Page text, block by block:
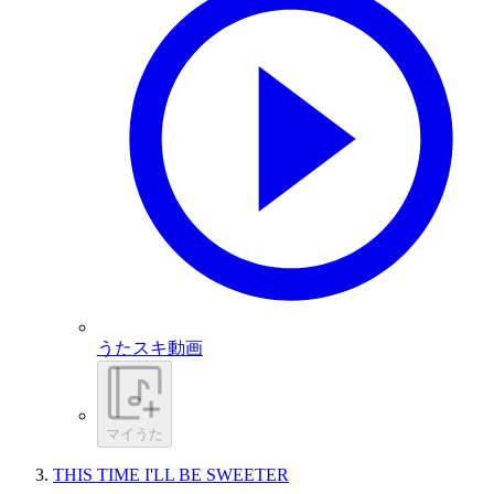
うたスキ動画
マイうた
THIS TIME I'LL BE SWEETER